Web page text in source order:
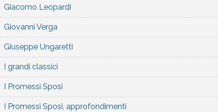
Giacomo Leopardi
Giovanni Verga
Giuseppe Ungaretti
I grandi classici
I Promessi Sposi
I Promessi Sposi, approfondimenti